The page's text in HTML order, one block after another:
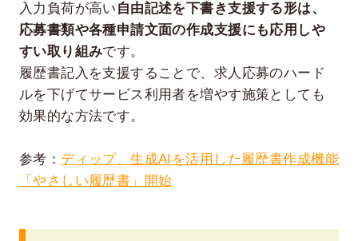
入力負荷が高い 自由記述を下書き支援する形は、
応募書類や各種申請文面の作成支援にも応用しや
すい取り組みです。
履歴書記入を支援することで、求人応募のハード
ルを下げてサービス利用者を増やす施策としても
効果的な方法です。
参考： ディップ、生成AIを活用した履歴書作成機能
「やさしい履歴書」開始